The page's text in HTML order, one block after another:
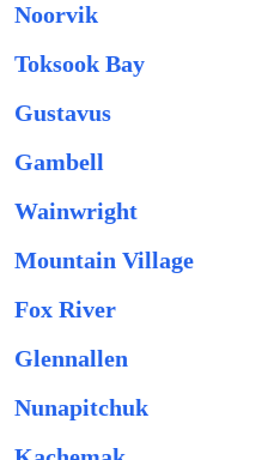
Noorvik
Toksook Bay
Gustavus
Gambell
Wainwright
Mountain Village
Fox River
Glennallen
Nunapitchuk